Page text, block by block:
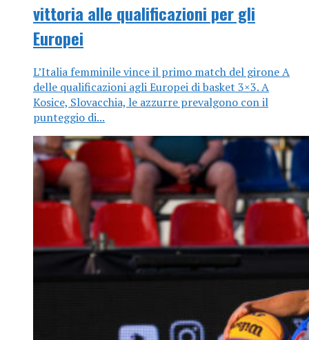
vittoria alle qualificazioni per gli
Europei
L’Italia femminile vince il primo match del girone A
delle qualificazioni agli Europei di basket 3×3. A
Kosice, Slovacchia, le azzurre prevalgono con il
punteggio di...